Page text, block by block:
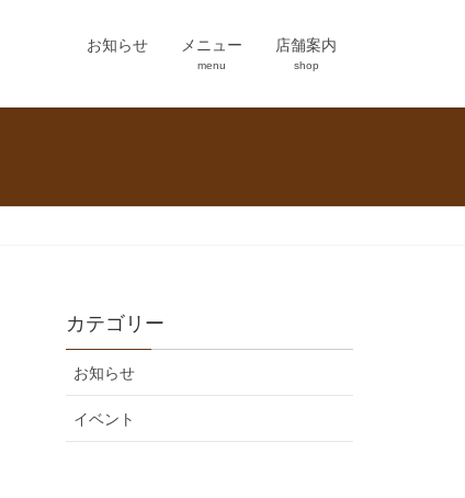
お知らせ メニュー
menu
店舗案内
shop
カテゴリー
お知らせ
イベント